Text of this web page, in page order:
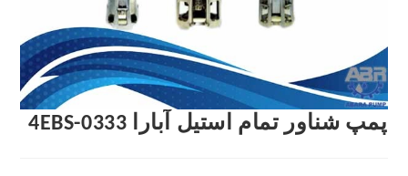
پمپ شناور تمام استیل آبارا 4EBS-0333